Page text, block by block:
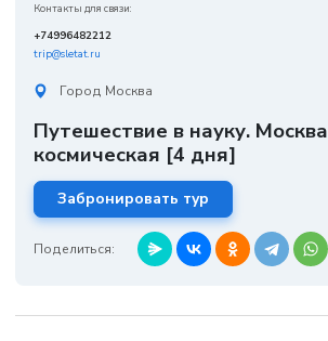
Контакты для связи:
+74996482212
trip@sletat.ru
Город Москва
Путешествие в науку. Москва
космическая [4 дня]
Забронировать тур
Поделиться: